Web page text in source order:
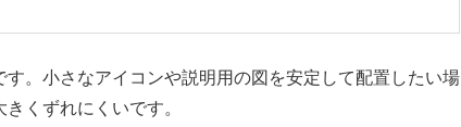
。小さなアイコンや説明用の図を安定して配置したい場
くずれにくいです。